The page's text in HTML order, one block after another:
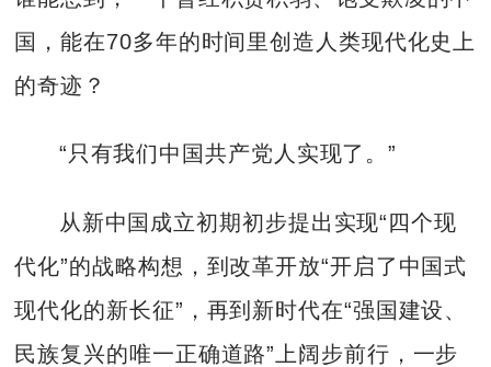
国，能在70多年的时间里创造人类现代化史上
的奇迹？
“只有我们中国共产党人实现了。”
从新中国成立初期初步提出实现“四个现
代化”的战略构想，到改革开放“开启了中国式
现代化的新长征”，再到新时代在“强国建设、
民族复兴的唯一正确道路”上阔步前行，一步